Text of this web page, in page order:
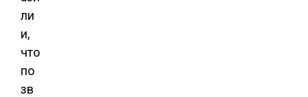
ли
и,
что
по
зв